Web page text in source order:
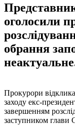
оголосили
обрання
Прокурори
заходу екс-
завершенням
заступником глави